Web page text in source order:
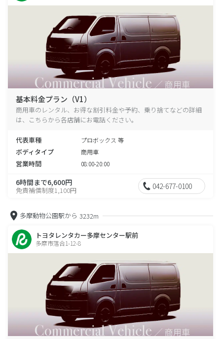
基本料金プラン（V1）
商用車のレンタル、お得な割引料金や予約、乗り捨てなどの詳細
は、こちらから各店舗にお電話ください。
代表車種 プロボックス 等
ボディタイプ 商用車
営業時間 08:00-20:00
6時間まで6,600円
免責補償制度1,100円 042-677-0100
多摩動物公園駅から 3232m
トヨタレンタカー多摩センター駅前
多摩市落合1-12-8